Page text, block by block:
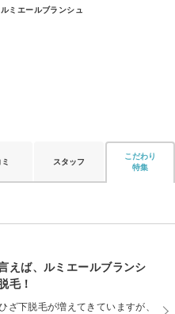
ミエールブランシュ
スタッフ
こだわり
特集
えば、ルミエールブランシ
毛！
ざ下脱毛が増えてきていますが、